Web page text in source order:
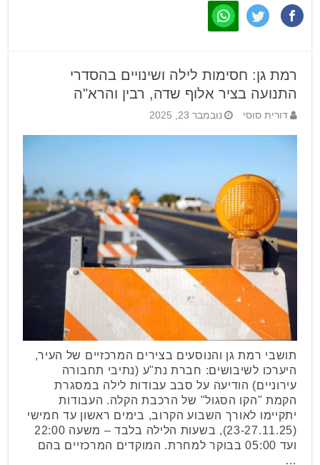
רמת גן: חסימות לילה ושינויים בהסדרי
התנועה בציר אלוף שדה, רבין והרא"ה
דורית סוסי נובמבר 23, 2025
תושבי רמת גן והנוסעים בצירים המרכזיים של העיר,
היערכו לשיבושים: חברת נת"ע (נתיבי תחבורה
עירוניים) הודיעה על סבב עבודות לילה במסגרת
הקמת "הקו הסגול" של הרכבת הקלה. העבודות
יתקיימו לאורך השבוע הקרוב, בימים ראשון עד חמישי
(23-27.11.25), בשעות הלילה בלבד – משעה 22:00
ועד 05:00 בבוקר למחרת. המוקדים המרכזיים בהם
…